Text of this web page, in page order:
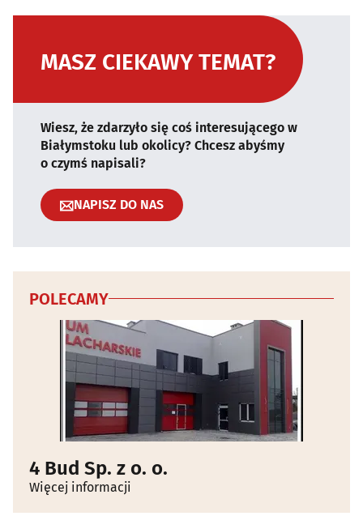
MASZ CIEKAWY TEMAT?
Wiesz, że zdarzyło się coś interesującego w
Białymstoku lub okolicy? Chcesz abyśmy
o czymś napisali?
NAPISZ DO NAS
POLECAMY
4 Bud Sp. z o. o.
Więcej informacji